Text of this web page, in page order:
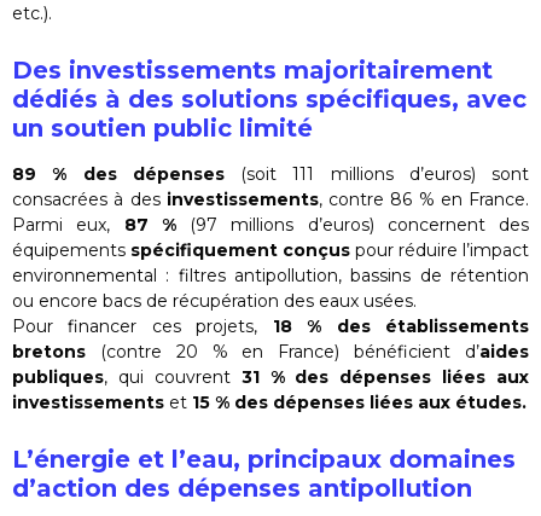
etc.).
Des investissements majoritairement
dédiés à des solutions spécifiques, avec
un soutien public limité
89 % des dépenses(soit 111 millions d’euros) sont
consacrées à des investissements, contre 86 % en France.
Parmi eux, 87 %(97 millions d’euros) concernent des
équipements spécifiquement conçus pour réduire l’impact
environnemental : filtres antipollution, bassins de rétention
ou encore bacs de récupération des eaux usées.
Pour financer ces projets, 18 % des établissements
bretons (contre 20 % en France) bénéficient d’aides
publiques, qui couvrent 31 % des dépenses liées aux
investissements et 15 % des dépenses liées aux études.
L’énergie et l’eau, principaux domaines
d’action des dépenses antipollution